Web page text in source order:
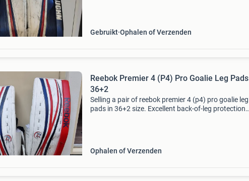
Gebruikt Ophalen of Verzenden
Reebok Premier 4 (P4) Pro Goalie Leg Pads
36+2
Selling a pair of reebok premier 4 (p4) pro goalie leg
pads in 36+2 size. Excellent back-of-leg protection.
Ophalen of Verzenden